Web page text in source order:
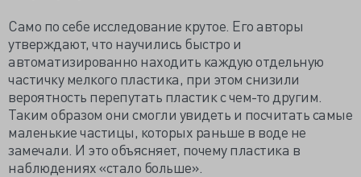
Само по себе исследование крутое. Его авторы
утверждают, что научились быстро и
автоматизированно находить каждую отдельную
частичку мелкого пластика, при этом снизили
вероятность перепутать пластик с чем-то другим.
Таким образом они смогли увидеть и посчитать самые
маленькие частицы, которых раньше в воде не
замечали. И это объясняет, почему пластика в
наблюдениях «стало больше».